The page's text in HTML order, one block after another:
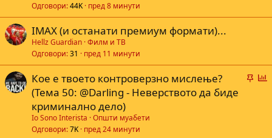
Одговори 44K пред 8 минути
IMAX (и останати премиум формати)...
Hellz Guardian Филм и ТВ
Одговори 31 пред 11 минути
В
Г
Кое е твоето контроверзно мислење?
(Тема 50: @Darling - Неверството да биде
криминално дело)
Io Sono Interista Општи муабети
Одговори 7K пред 24 минути